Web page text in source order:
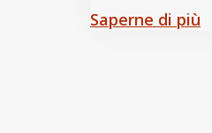
Saperne di più